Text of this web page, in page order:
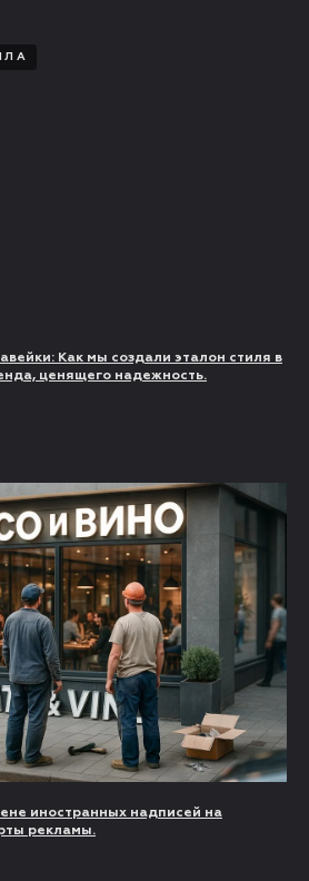
Как мы создали эталон стиля в
ценящего надежность.
иностранных надписей на
рекламы.